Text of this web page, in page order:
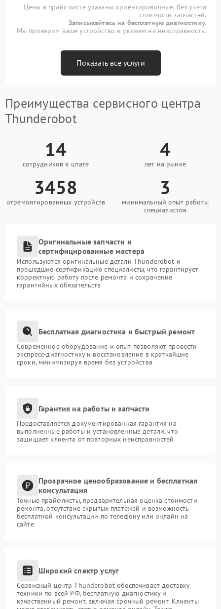
Цены в прайс-листе указаны ориентировочные, без учета
стоимости запчастей.
Записывайтесь на бесплатную диагностику.
Мы проверим ваше устройство и укажем на неисправность.
Показать все услуги
Преимущества сервисного центра
Thunderobot
14
сотрудников в штате
4
лет на рынке
3458
отремонтированных устройств
3
минимальный опыт работы
специалистов
Оригинальные запчасти и
сертифицированные мастера
Используются оригинальные детали Thunderobot и
прошедшие сертификацию специалисты, что гарантирует
корректную работу после ремонта и сохранение
гарантийных обязательств
Бесплатная диагностика и быстрый ремонт
Современное оборудование и опыт позволяют провести
экспресс-диагностику и восстановление в кратчайшие
сроки, минимизируя время без устройства
Гарантия на работы и запчасти
Предоставляется документированная гарантия на
выполненные работы и установленные детали, что
защищает клиента от повторных неисправностей
Прозрачное ценообразование и бесплатная
консультация
Точные прайс-листы, предварительная оценка стоимости
ремонта, отсутствие скрытых платежей и возможность
бесплатной консультации по телефону или онлайн на
сайте
Широкий спектр услуг
Сервисный центр Thunderobot обеспечивает доставку
техники по всей РФ, бесплатную диагностику и
качественный ремонт, включая срочный ремонт. Клиенты